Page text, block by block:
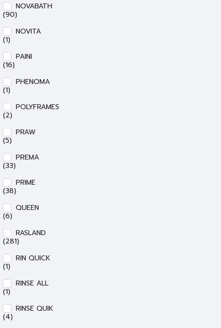
NOVABATH
(90)
NOVITA
(1)
PAINI
(16)
PHENOMA
(1)
POLYFRAMES
(2)
PRAW
(5)
PREMA
(33)
PRIME
(38)
QUEEN
(6)
RASLAND
(281)
RIN QUICK
(1)
RINSE ALL
(1)
RINSE QUIK
(4)